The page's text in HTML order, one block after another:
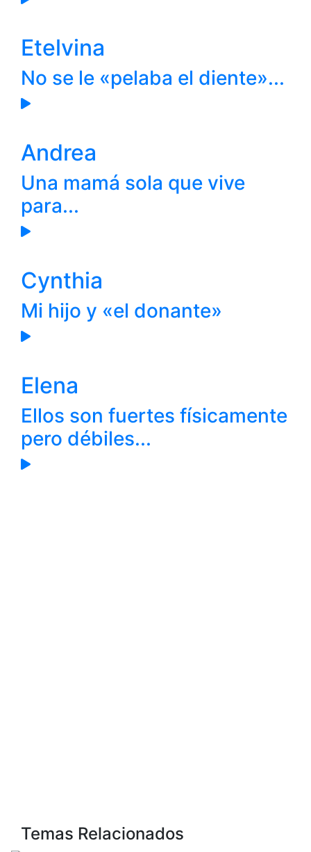
Etelvina
No se le «pelaba el diente»...
Andrea
Una mamá sola que vive
para...
Cynthia
Mi hijo y «el donante»
Elena
Ellos son fuertes físicamente
pero débiles...
Temas Relacionados